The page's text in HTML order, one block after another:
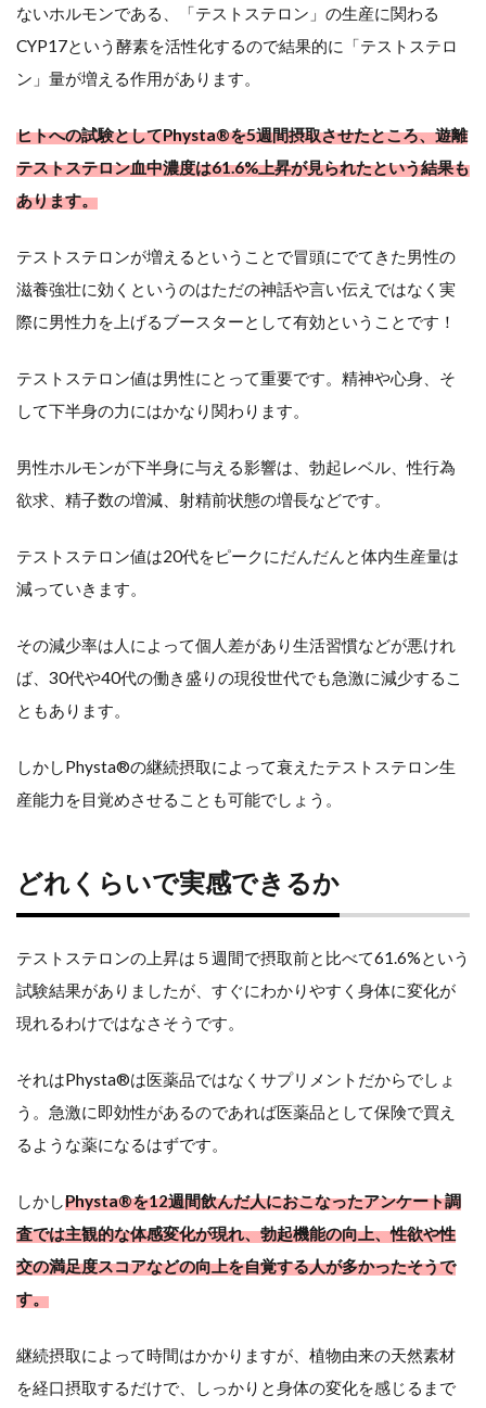
で
き
る
か
実
ス
ト
ス
も
効
研
究
結
果
筋肉
加、
強
化、
体力
の向
上
安
全
性
も
ないホルモンである、「テストステロン」の生産に関わる
CYP17という酵素を活性化するので結果的に「テストステロ
ン」量が増える作用があります。
ヒトへの試験としてPhysta®を5週間摂取させたところ、遊離
テストステロン血中濃度は61.6%上昇が見られたという結果も
あります。
テストステロンが増えるということで冒頭にでてきた男性の
滋養強壮に効くというのはただの神話や言い伝えではなく実
際に男性力を上げるブースターとして有効ということです！
テストステロン値は男性にとって重要です。精神や心身、そ
して下半身の力にはかなり関わります。
男性ホルモンが下半身に与える影響は、勃起レベル、性行為
欲求、精子数の増減、射精前状態の増長などです。
テストステロン値は20代をピークにだんだんと体内生産量は
減っていきます。
その減少率は人によって個人差があり生活習慣などが悪けれ
ば、30代や40代の働き盛りの現役世代でも急激に減少するこ
ともあります。
しかしPhysta®の継続摂取によって衰えたテストステロン生
産能力を目覚めさせることも可能でしょう。
どれくらいで実感できるか
テストステロンの上昇は５週間で摂取前と比べて61.6%という
試験結果がありましたが、すぐにわかりやすく身体に変化が
現れるわけではなさそうです。
それはPhysta®は医薬品ではなくサプリメントだからでしょ
う。急激に即効性があるのであれば医薬品として保険で買え
るような薬になるはずです。
しかしPhysta®を12週間飲んだ人におこなったアンケート調
査では主観的な体感変化が現れ、勃起機能の向上、性欲や性
交の満足度スコアなどの向上を自覚する人が多かったそうで
す。
継続摂取によって時間はかかりますが、植物由来の天然素材
を経口摂取するだけで、しっかりと身体の変化を感じるまで